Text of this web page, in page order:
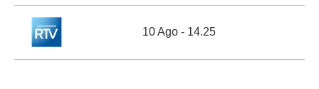
10 Ago - 14.25